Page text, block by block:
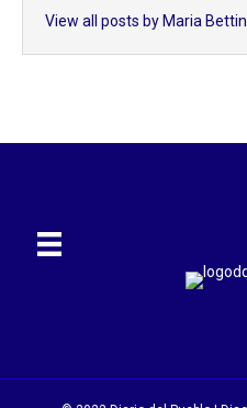
View all posts by Maria